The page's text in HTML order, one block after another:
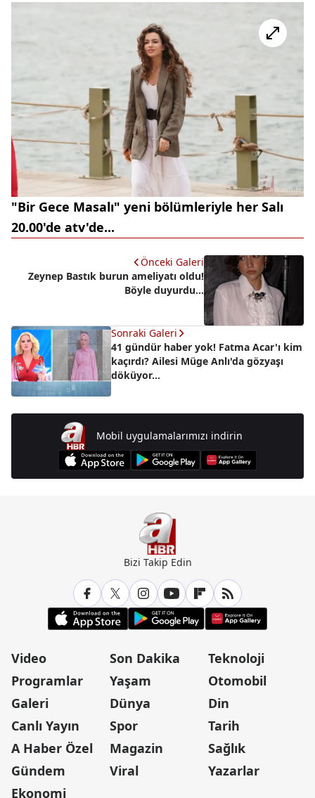
"Bir Gece Masalı" yeni bölümleriyle her Salı
20.00'de atv'de...
Önceki Galeri
Zeynep Bastık burun ameliyatı oldu!
Böyle duyurdu...
Sonraki Galeri
41 gündür haber yok! Fatma Acar'ı kim
kaçırdı? Ailesi Müge Anlı'da gözyaşı
döküyor...
Mobil uygulamalarımızı indirin
Bizi Takip Edin
Video
Programlar
Galeri
Canlı Yayın
A Haber Özel
Gündem
Ekonomi
Son Dakika
Yaşam
Dünya
Spor
Magazin
Viral
Teknoloji
Otomobil
Din
Tarih
Sağlık
Yazarlar